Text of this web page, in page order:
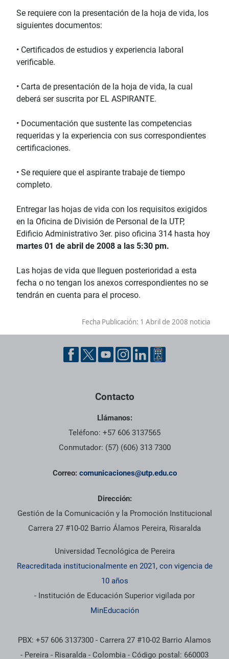
Se requiere con la presentación de la hoja de vida, los
siguientes documentos:
• Certificados de estudios y experiencia laboral
verificable.
• Carta de presentación de la hoja de vida, la cual
deberá ser suscrita por EL ASPIRANTE.
• Documentación que sustente las competencias
requeridas y la experiencia con sus correspondientes
certificaciones.
• Se requiere que el aspirante trabaje de tiempo
completo.
Entregar las hojas de vida con los requisitos exigidos
en la Oficina de División de Personal de la UTP,
Edificio Administrativo 3er. piso oficina 314 hasta hoy
martes 01 de abril de 2008 a las 5:30 pm.
Las hojas de vida que lleguen posterioridad a esta
fecha o no tengan los anexos correspondientes no se
tendrán en cuenta para el proceso.
Fecha Publicación: 1 Abril de 2008 noticia
Contacto
Llámanos:
Teléfono: +57 606 3137565
Conmutador: (57) (606) 313 7300
Correo: comunicaciones@utp.edu.co
Dirección:
Gestión de la Comunicación y la Promoción Institucional
Carrera 27 #10-02 Barrio Álamos Pereira, Risaralda
Universidad Tecnológica de Pereira
Reacreditada institucionalmente en 2021, con vigencia de
10 años
- Institución de Educación Superior vigilada por
MinEducación
PBX: +57 606 3137300 - Carrera 27 #10-02 Barrio Alamos
- Pereira - Risaralda - Colombia - Código postal: 660003